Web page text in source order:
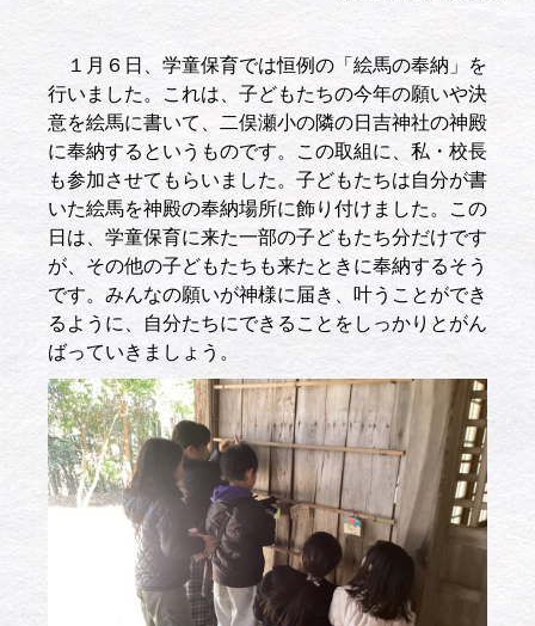
１月６日、学童保育では恒例の「絵馬の奉納」を
行いました。これは、子どもたちの今年の願いや決
意を絵馬に書いて、二俣瀬小の隣の日吉神社の神殿
に奉納するというものです。この取組に、私・校長
も参加させてもらいました。子どもたちは自分が書
いた絵馬を神殿の奉納場所に飾り付けました。この
日は、学童保育に来た一部の子どもたち分だけです
が、その他の子どもたちも来たときに奉納するそう
です。みんなの願いが神様に届き、叶うことができ
るように、自分たちにできることをしっかりとがん
ばっていきましょう。